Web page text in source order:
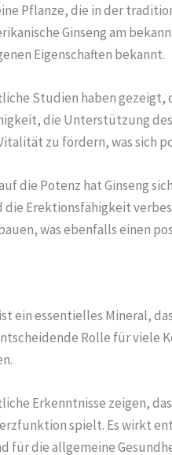
Pflanze, die in der
Ginseng am
Eigenschaften bekannt.
Studien haben
die Unterstützung
zu fördern, was sich
die Potenz hat Ginseng
die Erektionsfähigkeit
was ebenfalls einen
ein essentielles Mineral,
Rolle für viele
Erkenntnisse zeigen,
spielt. Es wirkt
für die allgemeine